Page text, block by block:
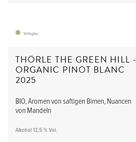
Verfügbar
THÖRLE THE GREEN HILL -
ORGANIC PINOT BLANC
2025
BIO, Aromen von saftigen Birnen, Nuancen
von Mandeln
Alkohol 12,5 % Vol.